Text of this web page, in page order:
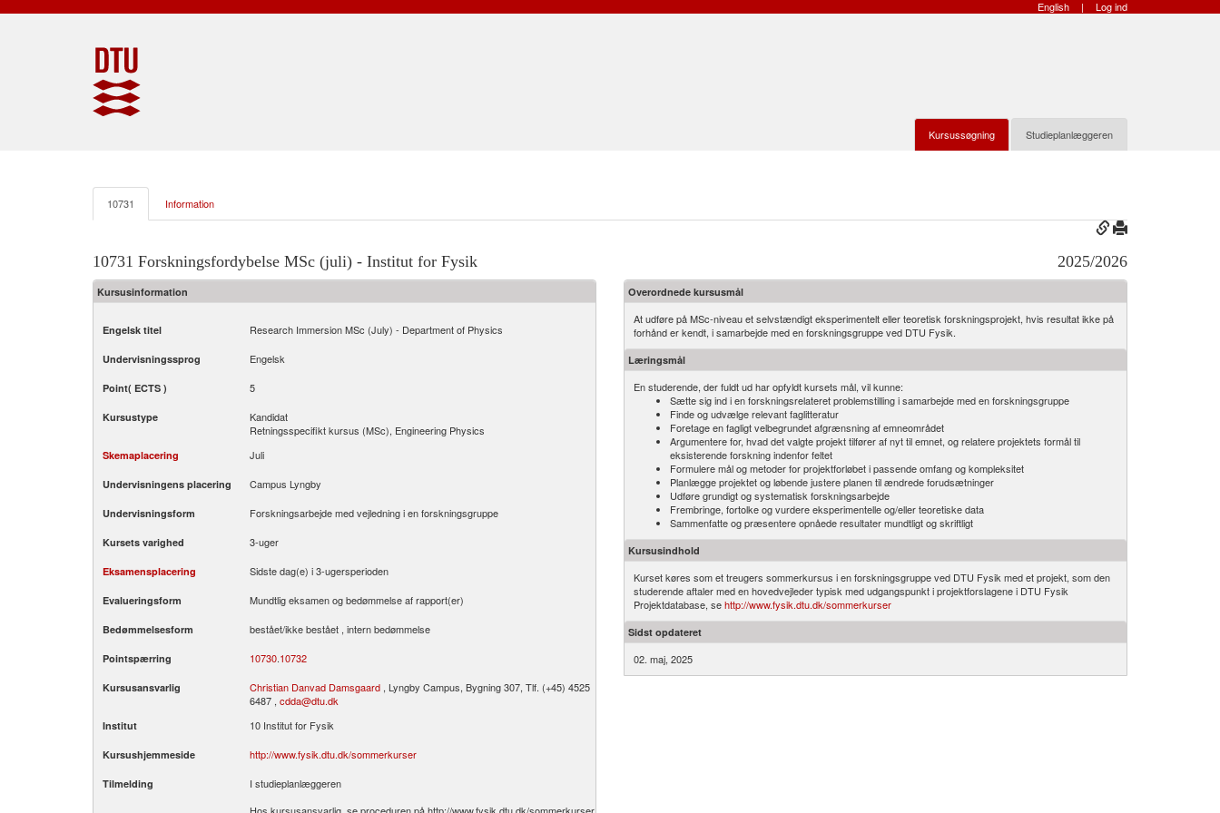
English | Log ind
Kursussøgning Studieplanlæggeren
10731 Information
10731 Forskningsfordybelse MSc (juli) - Institut for Fysik 2025/2026
Kursusinformation
Engelsk titel Research Immersion MSc (July) - Department of Physics
Undervisningssprog Engelsk
Point( ECTS ) 5
Kursustype
Kandidat
Retningsspecifikt kursus (MSc), Engineering Physics
Skemaplacering Juli
Undervisningens placering Campus Lyngby
Undervisningsform Forskningsarbejde med vejledning i en forskningsgruppe
Kursets varighed 3-uger
Eksamensplacering Sidste dag(e) i 3-ugersperioden
Evalueringsform Mundtlig eksamen og bedømmelse af rapport(er)
Bedømmelsesform bestået/ikke bestået , intern bedømmelse
Pointspærring 10730.10732
Kursusansvarlig Christian Danvad Damsgaard , Lyngby Campus, Bygning 307, Tlf. (+45) 4525
6487 , cdda@dtu.dk
Institut 10 Institut for Fysik
Kursushjemmeside http://www.fysik.dtu.dk/sommerkurser
Tilmelding
I studieplanlæggeren
Overordnede kursusmål
At udføre på MSc-niveau et selvstændigt eksperimentelt eller teoretisk forskningsprojekt, hvis resultat ikke på
forhånd er kendt, i samarbejde med en forskningsgruppe ved DTU Fysik.
Læringsmål
En studerende, der fuldt ud har opfyldt kursets mål, vil kunne:
Sætte sig ind i en forskningsrelateret problemstilling i samarbejde med en forskningsgruppe
Finde og udvælge relevant faglitteratur
Foretage en fagligt velbegrundet afgrænsning af emneområdet
Argumentere for, hvad det valgte projekt tilfører af nyt til emnet, og relatere projektets formål til
eksisterende forskning indenfor feltet
Formulere mål og metoder for projektforløbet i passende omfang og kompleksitet
Planlægge projektet og løbende justere planen til ændrede forudsætninger
Udføre grundigt og systematisk forskningsarbejde
Frembringe, fortolke og vurdere eksperimentelle og/eller teoretiske data
Sammenfatte og præsentere opnåede resultater mundtligt og skriftligt
Kursusindhold
Kurset køres som et treugers sommerkursus i en forskningsgruppe ved DTU Fysik med et projekt, som den
studerende aftaler med en hovedvejleder typisk med udgangspunkt i projektforslagene i DTU Fysik
Projektdatabase, sehttp:/​/​www.fysik.dtu.dk/​sommerkurser
Sidst opdateret
02. maj, 2025